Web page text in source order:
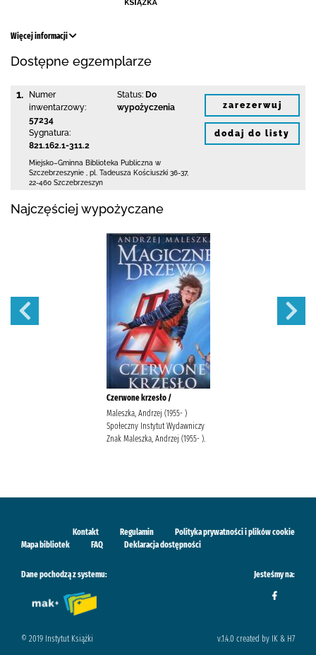
Więcej informacji
Dostępne egzemplarze
1.
Numer
inwentarzowy:
57234
Sygnatura:
821.162.1-311.2
Status: Do
wypożyczenia
Miejsko–Gminna Biblioteka Publiczna w
Szczebrzeszynie
pl. Tadeusza Kościuszki 36-37,
22-460 Szczebrzeszyn
zarezerwuj
dodaj do listy
Najczęściej wypożyczane
Czerwone krzesło /
Maleszka, Andrzej (1955- )
Społeczny Instytut Wydawniczy
Znak Maleszka, Andrzej (1955- ).
Kontakt Regulamin
Polityka prywatności i plików cookie
Mapa bibliotek
FAQ Deklaracja dostępności
Dane pochodzą z systemu: Jesteśmy na:
© 2019 Instytut Książki v.1.4.0 created by IK & H7